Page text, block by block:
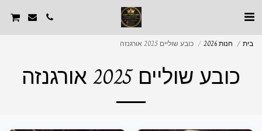
בית חנות 2026 כובע שוליים 2025 אורגנזה
כובע שוליים 2025 אורגנזה